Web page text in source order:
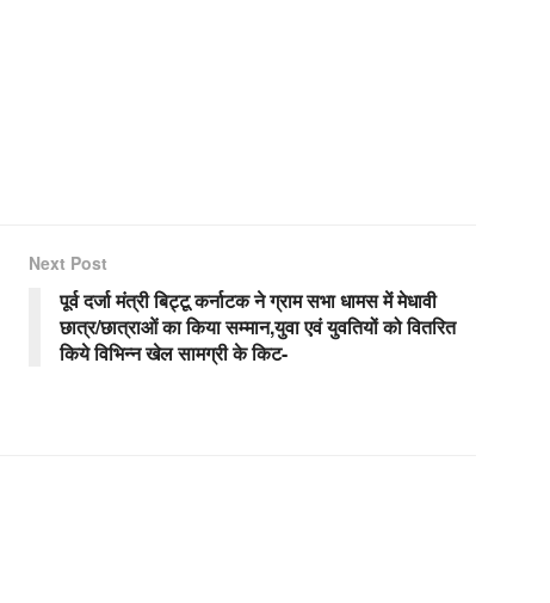
Next Post
पूर्व दर्जा मंत्री बिट्टू कर्नाटक ने ग्राम सभा धामस में मेधावी
छात्र/छात्राओं का किया सम्मान,युवा एवं युवतियों को वितरित
किये विभिन्न खेल सामग्री के किट-